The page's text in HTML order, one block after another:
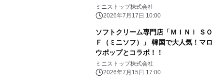
０２６年７月１７日（金）～出店
ミニストップ株式会社
2026年7月17日 10:00
ソフトクリーム専門店「ＭＩＮＩ ＳＯ
Ｆ（ミニソフ）」 韓国で大人気！マロ
ウポップとコラボ！！
ミニストップ株式会社
2026年7月15日 17:00